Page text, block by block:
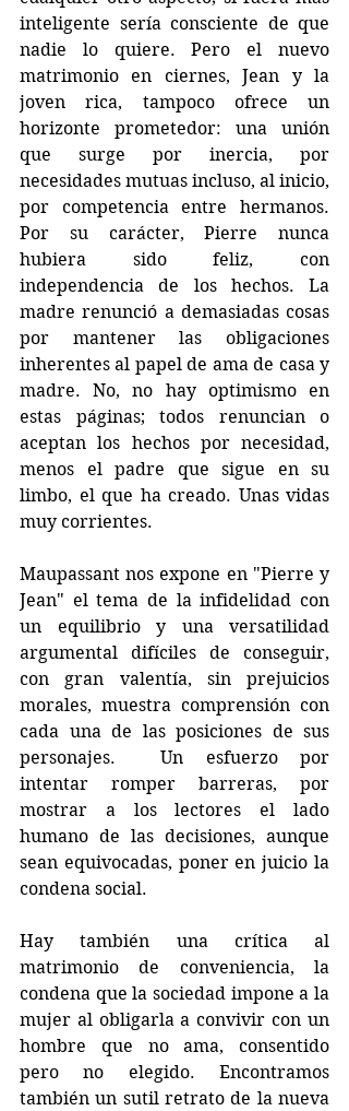
inteligente sería consciente de que
nadie lo quiere. Pero el nuevo
matrimonio en ciernes, Jean y la
joven rica, tampoco ofrece un
horizonte prometedor: una unión
que surge por inercia, por
necesidades mutuas incluso, al inicio,
por competencia entre hermanos.
Por su carácter, Pierre nunca
hubiera sido feliz, con
independencia de los hechos. La
madre renunció a demasiadas cosas
por mantener las obligaciones
inherentes al papel de ama de casa y
madre. No, no hay optimismo en
estas páginas; todos renuncian o
aceptan los hechos por necesidad,
menos el padre que sigue en su
limbo, el que ha creado. Unas vidas
muy corrientes.
Maupassant nos expone en "Pierre y
Jean" el tema de la infidelidad con
un equilibrio y una versatilidad
argumental difíciles de conseguir,
con gran valentía, sin prejuicios
morales, muestra comprensión con
cada una de las posiciones de sus
personajes.  Un esfuerzo por
intentar romper barreras, por
mostrar a los lectores el lado
humano de las decisiones, aunque
sean equivocadas, poner en juicio la
condena social.
Hay también una crítica al
matrimonio de conveniencia, la
condena que la sociedad impone a la
mujer al obligarla a convivir con un
hombre que no ama, consentido
pero no elegido. Encontramos
también un sutil retrato de la nueva